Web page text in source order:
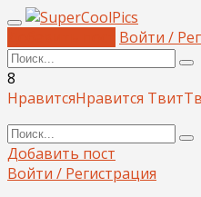
Войти /
8
НравитсяНравится Твит
Добавить пост
Войти / Регистрация